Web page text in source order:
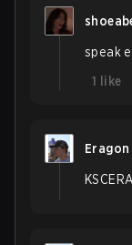
speak
1
like
Eragon